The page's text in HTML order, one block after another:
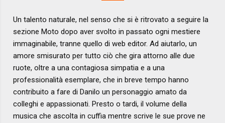
Un talento naturale, nel senso che si è ritrovato a seguire la
sezione Moto dopo aver svolto in passato ogni mestiere
immaginabile, tranne quello di web editor. Ad aiutarlo, un
amore smisurato per tutto ciò che gira attorno alle due
ruote, oltre a una contagiosa simpatia e a una
professionalità esemplare, che in breve tempo hanno
contribuito a fare di Danilo un personaggio amato da
colleghi e appassionati. Presto o tardi, il volume della
musica che ascolta in cuffia mentre scrive le sue prove ne